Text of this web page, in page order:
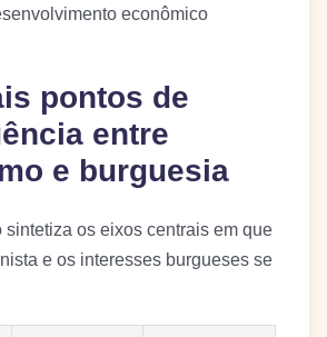
econômico
pontos de
entre
e burguesia
sintetiza os eixos centrais em que
e os interesses burgueses se